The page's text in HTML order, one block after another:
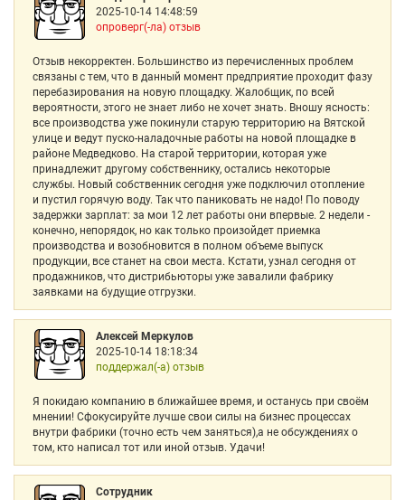
2025-10-14 14:48:59
опроверг(-ла) отзыв
Отзыв некорректен. Большинство из перечисленных проблем
связаны с тем, что в данный момент предприятие проходит фазу
перебазирования на новую площадку. Жалобщик, по всей
вероятности, этого не знает либо не хочет знать. Вношу ясность:
все производства уже покинули старую территорию на Вятской
улице и ведут пуско-наладочные работы на новой площадке в
районе Медведково. На старой территории, которая уже
принадлежит другому собственнику, остались некоторые
службы. Новый собственник сегодня уже подключил отопление
и пустил горячую воду. Так что паниковать не надо! По поводу
задержки зарплат: за мои 12 лет работы они впервые. 2 недели -
конечно, непорядок, но как только произойдет приемка
производства и возобновится в полном объеме выпуск
продукции, все станет на свои места. Кстати, узнал сегодня от
продажников, что дистрибьюторы уже завалили фабрику
заявками на будущие отгрузки.
Алексей Меркулов
2025-10-14 18:18:34
поддержал(-а) отзыв
Я покидаю компанию в ближайшее время, и останусь при своём
мнении! Сфокусируйте лучше свои силы на бизнес процессах
внутри фабрики (точно есть чем заняться),а не обсуждениях о
том, кто написал тот или иной отзыв. Удачи!
Сотрудник